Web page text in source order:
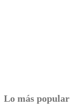
Lo más popular